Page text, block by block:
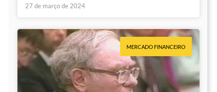
27 de março de 2024
MERCADO FINANCEIRO